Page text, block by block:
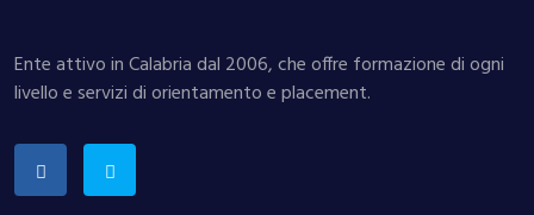
Ente attivo in Calabria dal 2006, che offre formazione di ogni
livello e servizi di orientamento e placement.